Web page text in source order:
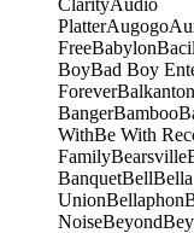
ClarityAudio
PlatterAugogo
FreeBabylon
BoyBad Boy
ForeverBalkanton
BangerBamboo
WithBe With
FamilyBearsville
BanquetBellBella
UnionBellaphon
NoiseBeyond